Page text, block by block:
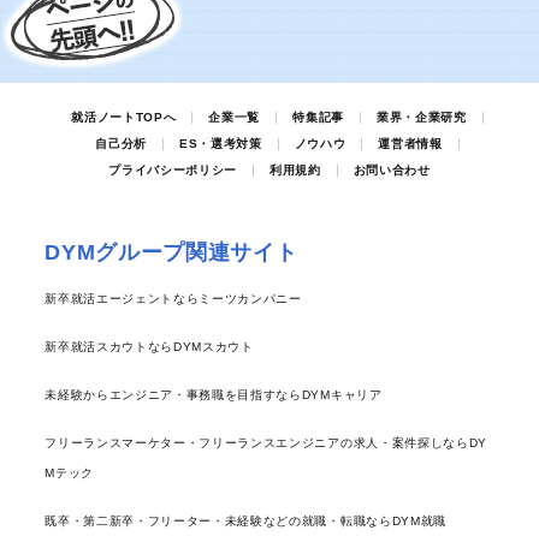
就活ノートTOPへ 企業一覧 特集記事
業界・企業研究
自己分析
ES・選考対策 ノウハウ
運営者情報
プライバシーポリシー
利用規約 お問い合わせ
DYMグループ関連サイト
新卒就活エージェントならミーツカンパニー
新卒就活スカウトならDYMスカウト
未経験からエンジニア・事務職を目指すならDYMキャリア
フリーランスマーケター・フリーランスエンジニアの求人・案件探しならDY
Mテック
既卒・第二新卒・フリーター・未経験などの就職・転職ならDYM就職